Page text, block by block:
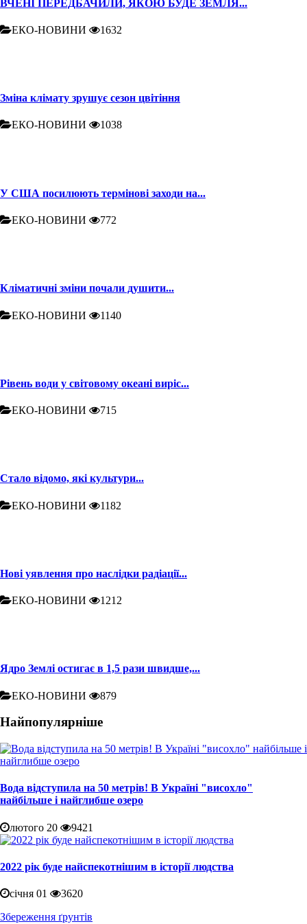
ВЧЕНІ ПЕРЕДБАЧИЛИ, ЯКОЮ БУДЕ ЗЕМЛЯ...
ЕКО-НОВИНИ 1632
Зміна клімату зрушує сезон цвітіння
ЕКО-НОВИНИ 1038
У США посилюють термінові заходи на...
ЕКО-НОВИНИ 772
Кліматичні зміни почали душити...
ЕКО-НОВИНИ 1140
Рівень води у світовому океані виріс...
ЕКО-НОВИНИ 715
Стало відомо, які культури...
ЕКО-НОВИНИ 1182
Нові уявлення про наслідки радіації...
ЕКО-НОВИНИ 1212
Ядро Землі остигає в 1,5 рази швидше,...
ЕКО-НОВИНИ 879
Найпопулярніше
Вода відступила на 50 метрів! В Україні "висохло"
найбільше і найглибше озеро
лютого 20 9421
2022 рік буде найспекотнішим в історії людства
січня 01
3620
Збереження ґрунтів